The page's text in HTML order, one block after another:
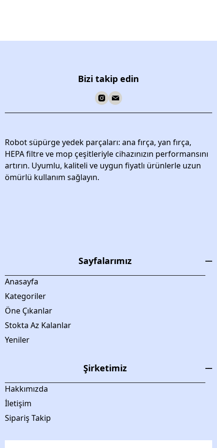
Bizi takip edin
Robot süpürge yedek parçaları: ana fırça, yan fırça,
HEPA filtre ve mop çeşitleriyle cihazınızın performansını
artırın. Uyumlu, kaliteli ve uygun fiyatlı ürünlerle uzun
ömürlü kullanım sağlayın.
Sayfalarımız
Anasayfa
Kategoriler
Öne Çıkanlar
Stokta Az Kalanlar
Yeniler
Şirketimiz
Hakkımızda
İletişim
Sipariş Takip